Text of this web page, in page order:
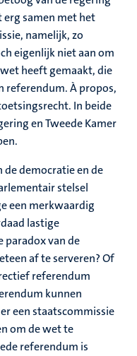
samen met het
namelijk, zo
eigenlijk niet aan om
heeft gemaakt, die
referendum. À propos,
In beide
en Tweede Kamer
democratie en de
stelsel
een merkwaardig
lastige
paradox van de
af te serveren? Of
referendum
kunnen
een staatscommissie
om de wet te
referendum is